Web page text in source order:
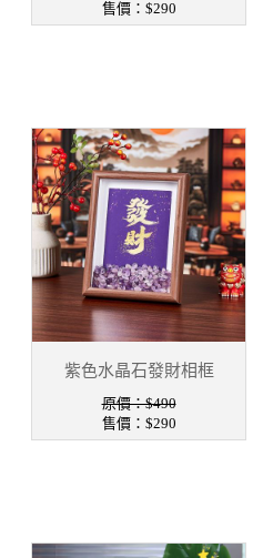
售價： $290
紫色水晶石發財相框
原價：$490
售價： $290